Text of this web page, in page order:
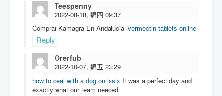
Teespenny
2022-08-18, 週四 09:37
Comprar Kamagra En Andalucia ivermectin tablets online
Reply
Orerfub
2022-10-07, 週五 23:29
how to deal with a dog on lasix It was a perfect day and
exactly what our team needed